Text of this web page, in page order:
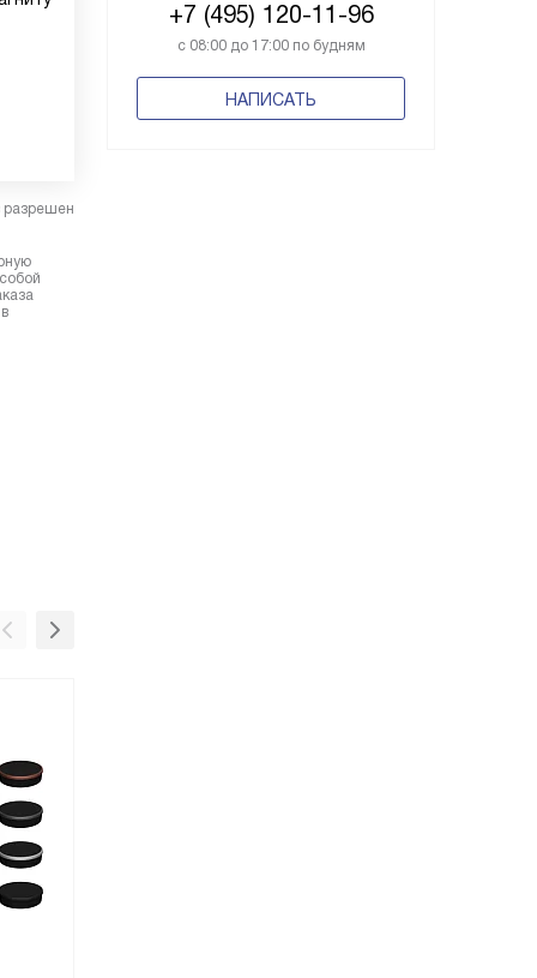
+7 (495) 120-11-96
с 08:00 до 17:00 по будням
НАПИСАТЬ
разрешен